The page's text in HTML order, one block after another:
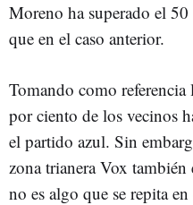
Moreno ha superado el
que en el caso anterior.
Tomando como
por ciento de los vecinos
el partido azul. Sin
zona trianera Vox
no es algo que se repita